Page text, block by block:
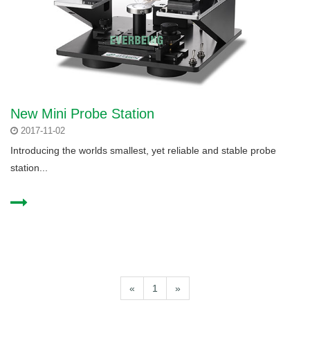
New Mini Probe Station
2017-11-02
Introducing the worlds smallest, yet reliable and stable probe
station...
« 1 »